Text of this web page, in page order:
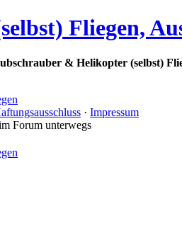
Fliegen,
& Helikopter (selbst)
· Impressum
Forum unterwegs